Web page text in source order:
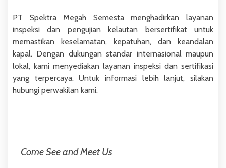
PT Spektra Megah Semesta menghadirkan layanan
inspeksi dan pengujian kelautan bersertifikat untuk
memastikan keselamatan, kepatuhan, dan keandalan
kapal. Dengan dukungan standar internasional maupun
lokal, kami menyediakan layanan inspeksi dan sertifikasi
yang terpercaya. Untuk informasi lebih lanjut, silakan
hubungi perwakilan kami.
Come See and Meet Us